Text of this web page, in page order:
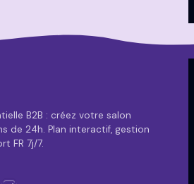
B2B : créez votre salon
de 24h. Plan interactif, gestion
FR 7j/7.